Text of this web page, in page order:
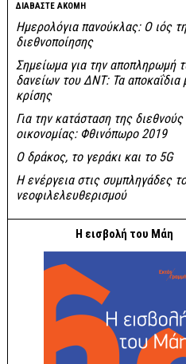
ΔΙΑΒΑΣΤΕ ΑΚΟΜΗ
Ημερολόγια πανούκλας: O ιός
διεθνοποίησης
Σημείωμα για την αποπληρωμή
δανείων του ΔΝΤ: Τα αποκαΐδια
κρίσης
Για την κατάσταση της διεθνούς
οικονομίας: Φθινόπωρο 2019
Ο δράκος, το γεράκι και το 5G
Η ενέργεια στις συμπληγάδες
νεοφιλελευθερισμού
Η εισβολή του Μάη